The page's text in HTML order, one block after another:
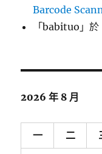
Barcode
「babituo 」
2026 年 8 月
一 二